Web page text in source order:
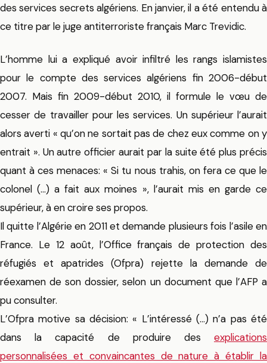
des services secrets algériens. En janvier, il a été entendu à
ce titre par le juge antiterroriste français Marc Trevidic.
L’homme lui a expliqué avoir infiltré les rangs islamistes
pour le compte des services algériens fin 2006-début
2007. Mais fin 2009-début 2010, il formule le vœu de
cesser de travailler pour les services. Un supérieur l’aurait
alors averti « qu’on ne sortait pas de chez eux comme on y
entrait ». Un autre officier aurait par la suite été plus précis
quant à ces menaces: « Si tu nous trahis, on fera ce que le
colonel (…) a fait aux moines », l’aurait mis en garde ce
supérieur, à en croire ses propos.
Il quitte l’Algérie en 2011 et demande plusieurs fois l’asile en
France. Le 12 août, l’Office français de protection des
réfugiés et apatrides (Ofpra) rejette la demande de
réexamen de son dossier, selon un document que l’AFP a
pu consulter.
L’Ofpra motive sa décision: « L’intéressé (…) n’a pas été
dans la capacité de produire des explications
personnalisées et convaincantes de nature à établir la